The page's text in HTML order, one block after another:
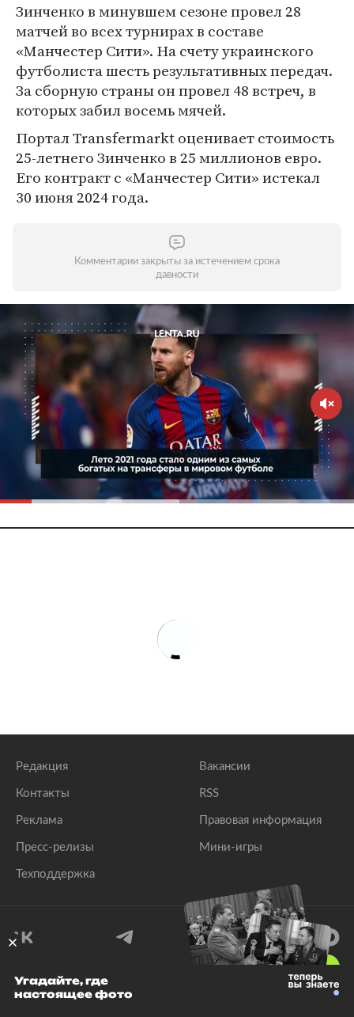
Зинченко в минувшем сезоне провел 28
матчей во всех турнирах в составе
«Манчестер Сити». На счету украинского
футболиста шесть результативных передач.
За сборную страны он провел 48 встреч, в
которых забил восемь мячей.
Портал Transfermarkt оценивает стоимость
25-летнего Зинченко в 25 миллионов евро.
Его контракт с «Манчестер Сити» истекал
30 июня 2024 года.
Комментарии закрыты за истечением срока
давности
Редакция
Контакты
Реклама
Пресс-релизы
Техподдержка
Вакансии
RSS
Правовая информация
Мини-игры
© 1999–2026 Все права защищены.
Угадайте, где
настоящее фото